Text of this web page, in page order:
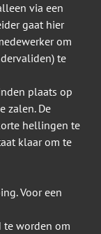
via een
gaat hier
om
te
plaats op
zalen. De
hellingen te
klaar om te
Voor een
te worden om